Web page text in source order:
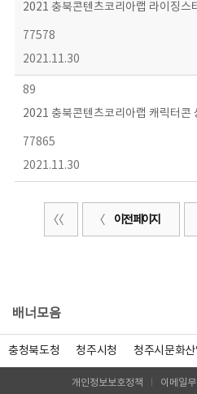
2021 충북콘텐츠코리아랩 라이징스
77578
2021.11.30
89
2021 충북콘텐츠코리아랩 캐릭터콘
77865
2021.11.30
이전 페이지
배너모음
충청북도청 청주시청 청주시문화
개인정보보호정책 이메일